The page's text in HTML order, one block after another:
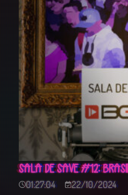
SALA DE SAVE #12:
01:27:04
22/10/2024